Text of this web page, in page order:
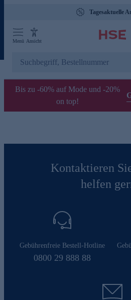
Tagesaktuelle
Menü Ansicht
Bis zu -60% auf Mode und -20%
on top!
Kontaktieren
helfen
Gebührenfreie Bestell-Hotline
0800 29 888 88